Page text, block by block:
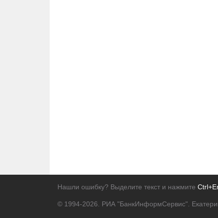
Нашли ошибку? Выделите текст и нажмите
© 1994-2026. РИА "БанкИнформСервис".